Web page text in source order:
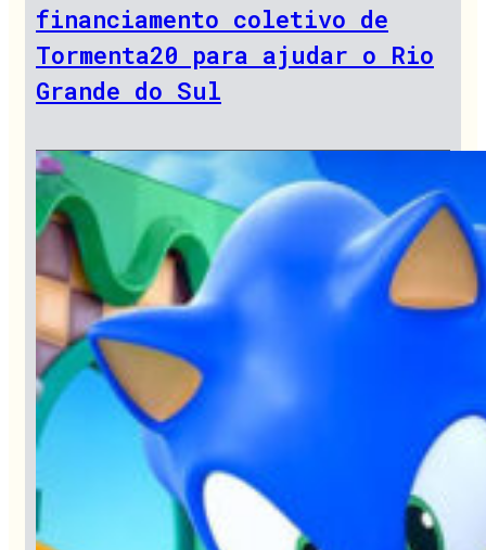
financiamento coletivo de
Tormenta20 para ajudar o Rio
Grande do Sul